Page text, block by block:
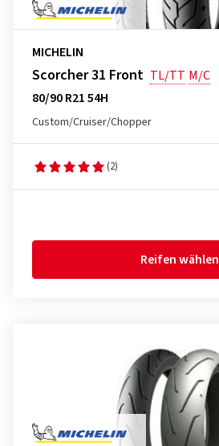
MICHELIN
Scorcher 31 Front TL/TT M/C
80/90 R21 54H
Custom/Cruiser/Chopper
(2)
Reifen wählen